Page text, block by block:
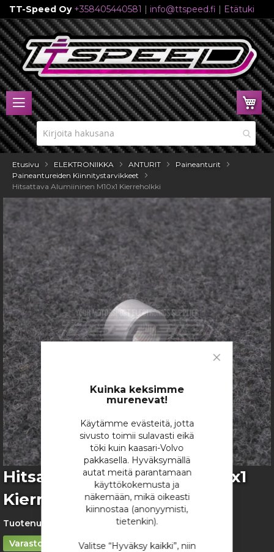
Close
Cookie
Kuinka keksimme
murenevat!
Käytämme evästeitä, jotta
sivusto toimii sulavasti eikä
töki kuin kaasari-Volvo
pakkasella. Hyväksymällä
autat meitä parantamaan
käyttökokemusta ja
näkemään, mikä oikeasti
kiinnostaa (anonyymisti,
tietenkin).
Valitse “Hyväksy kaikki”, niin
TT-Speed Oy +358405440581 | info@ttspeed.fi | Etätuki
Skip
to
Content
Etusivu ELEKTRONIIKKA ANTURIT
Paineanturit
Paineantureiden Kiinnitystarvikkeet
Hitsattava Alumiininen M10x1 Kierreholkki
Skip
the
end
of
the
images
gallery
Skip
to
the
beginning
of
images
Hitsattava Alumiininen M10x1
Kierreholkki
Tuotenumero:
Varastossa